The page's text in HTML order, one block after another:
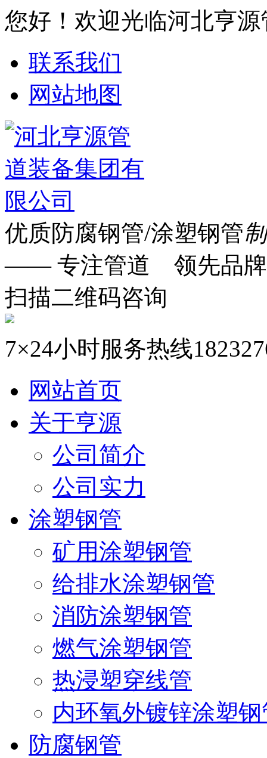
您好！欢迎光临河北亨
联系我们
网站地图
优质防腐钢管/涂塑钢管
—— 专注管道 领先品
扫描二维码咨询
7×24小时服务热线
网站首页
关于亨源
公司简介
公司实力
涂塑钢管
矿用涂塑钢管
给排水涂塑钢管
消防涂塑钢管
燃气涂塑钢管
热浸塑穿线管
内环氧外镀锌涂塑钢
防腐钢管